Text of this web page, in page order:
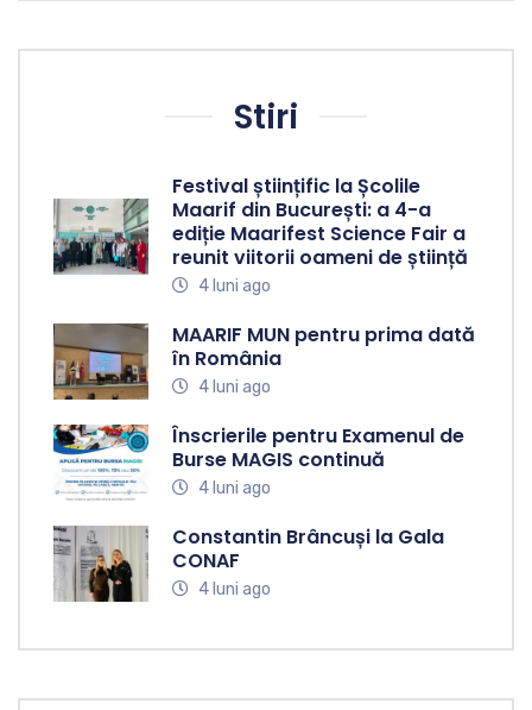
Stiri
Festival științific la Școlile
Maarif din București: a 4-a
ediție Maarifest Science Fair a
reunit viitorii oameni de știință
4 luni ago
MAARIF MUN pentru prima dată
în România
4 luni ago
Înscrierile pentru Examenul de
Burse MAGIS continuă
4 luni ago
Constantin Brâncuși la Gala
CONAF
4 luni ago